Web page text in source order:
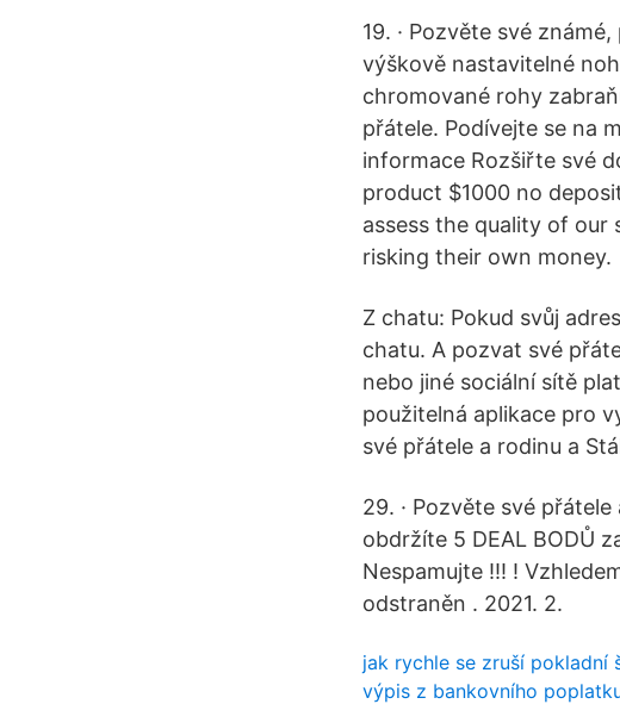
19. · Pozvěte své
výškově nastavitelné
chromované rohy
přátele. Podívejte se na
informace Rozšiřte své
product $1000 no
assess the quality of
risking their own money.
Z chatu: Pokud svůj
chatu. A pozvat své
nebo jiné sociální sítě
použitelná aplikace pro
své přátele a rodinu a
29. · Pozvěte své
obdržíte 5 DEAL BODŮ
Nespamujte !!! !
odstraněn . 2021. 2.
jak rychle se zruší pokladní
výpis z bankovního